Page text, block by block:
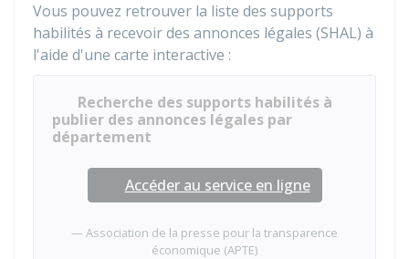
Vous pouvez retrouver la liste des supports
habilités à recevoir des annonces légales (SHAL) à
l'aide d'une carte interactive :
Recherche des supports habilités à
publier des annonces légales par
département
Accéder au service en ligne
Association de la presse pour la transparence
économique (APTE)